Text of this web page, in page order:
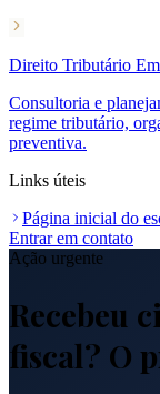
Direito Tributário
Consultoria e
regime tributário,
preventiva.
Links úteis
Página inicial do
Entrar em contato
Ação urgente
Recebeu
fiscal? O